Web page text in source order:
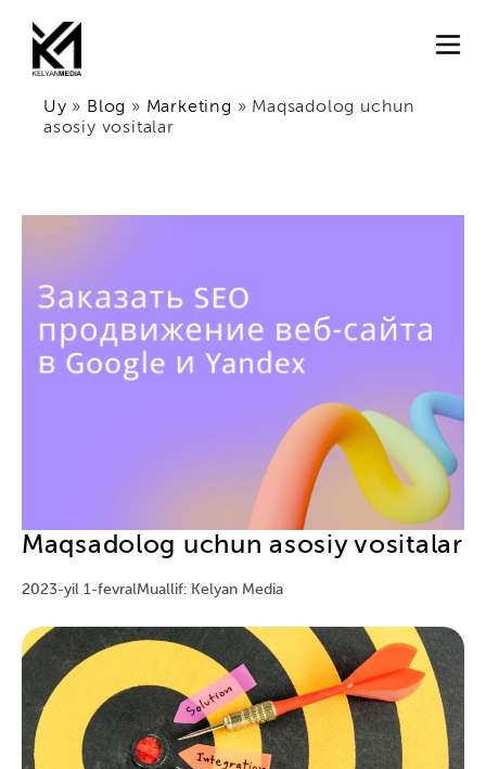
Uy » Blog » Marketing » Maqsadolog uchun
asosiy vositalar
Maqsadolog uchun asosiy vositalar
2023-yil 1-fevralMuallif: Kelyan Media